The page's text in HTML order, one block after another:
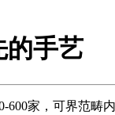
的手艺
家，可界范畴